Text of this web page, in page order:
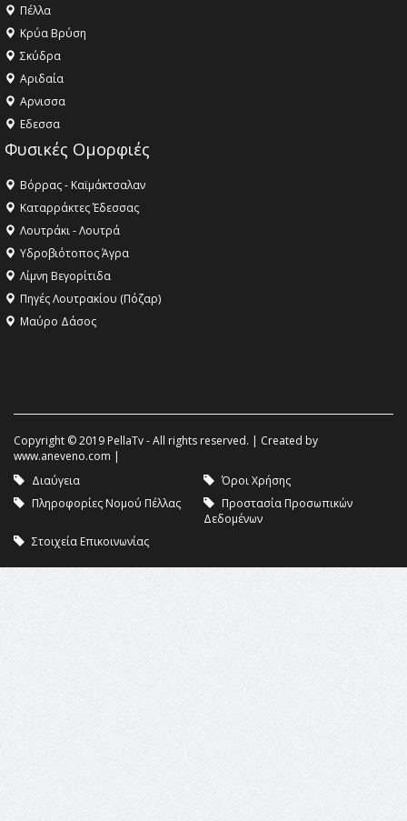
Πέλλα
Κρύα Βρύση
Σκύδρα
Αριδαία
Aρνισσα
Eδεσσα
Φυσικές Ομορφιές
Βόρρας - Καϊμάκτσαλαν
Καταρράκτες Έδεσσας
Λουτράκι - Λουτρά
Υδροβιότοπος Άγρα
Λίμνη Βεγορίτιδα
Πηγές Λουτρακίου (Πόζαρ)
Μαύρο Δάσος
Copyright © 2019 PellaTv - All rights reserved. | Created by
www.aneveno.com |
Διαύγεια
Όροι Χρήσης
Πληροφορίες Νομού Πέλλας
Προστασία Προσωπικών
Δεδομένων
Στοιχεία Επικοινωνίας